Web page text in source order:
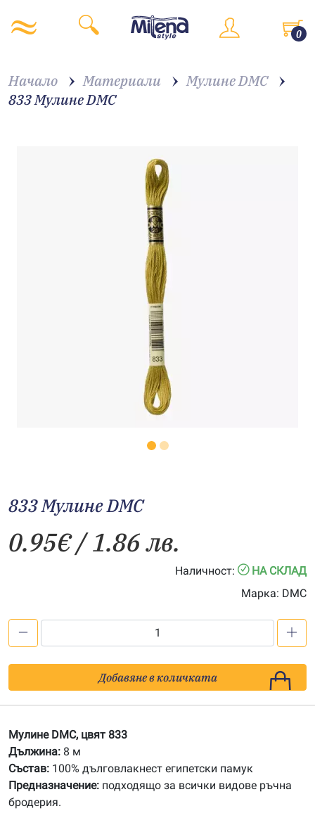
0
Начало Материали
Мулине DMC
833 Мулине DMC
833 Мулине DMC
0.95€/ 1.86 лв.
Наличност:
НА СКЛАД
Марка: DMC
Мулине
DMC
Добавяне в количката
Мулине DMC, цвят 833
Дължина: 8 м
Състав: 100% дълговлакнест египетски памук
Предназначение: подходящо за всички видове ръчна
бродерия.